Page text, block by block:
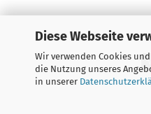
Diese Webseite
Wir verwenden Cookies
die Nutzung unseres
in unserer